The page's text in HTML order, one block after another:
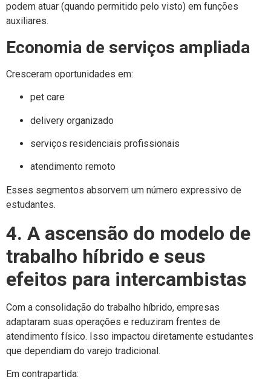
podem atuar (quando permitido pelo visto) em funções
auxiliares.
Economia de serviços ampliada
Cresceram oportunidades em:
pet care
delivery organizado
serviços residenciais profissionais
atendimento remoto
Esses segmentos absorvem um número expressivo de
estudantes.
4. A ascensão do modelo de
trabalho híbrido e seus
efeitos para intercambistas
Com a consolidação do trabalho híbrido, empresas
adaptaram suas operações e reduziram frentes de
atendimento físico. Isso impactou diretamente estudantes
que dependiam do varejo tradicional.
Em contrapartida: